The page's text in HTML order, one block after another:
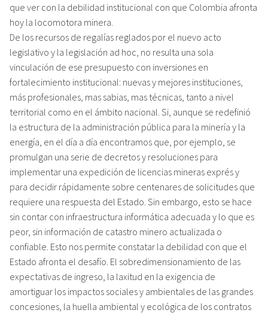
que ver con la debilidad institucional con que Colombia afronta
hoy la locomotora minera.
De los recursos de regalías reglados por el nuevo acto
legislativo y la legislación ad hoc, no resulta una sola
vinculación de ese presupuesto con inversiones en
fortalecimiento institucional: nuevas y mejores instituciones,
más profesionales, mas sabias, mas técnicas, tanto a nivel
territorial como en el ámbito nacional. Si, aunque se redefinió
la estructura de la administración pública para la minería y la
energía, en el día a día encontramos que, por ejemplo, se
promulgan una serie de decretos y resoluciones para
implementar una expedición de licencias mineras exprés y
para decidir rápidamente sobre centenares de solicitudes que
requiere una respuesta del Estado. Sin embargo, esto se hace
sin contar con infraestructura informática adecuada y lo que es
peor, sin información de catastro minero actualizada o
confiable. Esto nos permite constatar la debilidad con que el
Estado afronta el desafío. El sobredimensionamiento de las
expectativas de ingreso, la laxitud en la exigencia de
amortiguar los impactos sociales y ambientales de las grandes
concesiones, la huella ambiental y ecológica de los contratos